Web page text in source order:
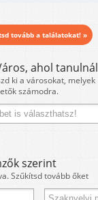
tovább a találatokat! »
ahol tanulnál
ki a városokat, melyek
számodra.
szerint
Szűkítsd tovább őket